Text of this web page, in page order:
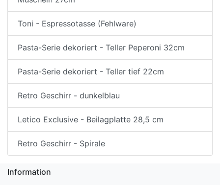
Toni - Espressotasse (Fehlware)
Pasta-Serie dekoriert - Teller Peperoni 32cm
Pasta-Serie dekoriert - Teller tief 22cm
Retro Geschirr - dunkelblau
Letico Exclusive - Beilagplatte 28,5 cm
Retro Geschirr - Spirale
Information